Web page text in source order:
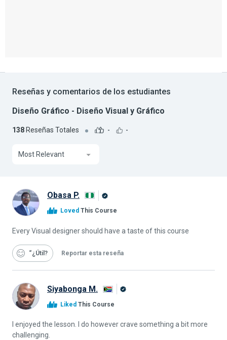
Reseñas y comentarios de los estudiantes
Diseño Gráfico - Diseño Visual y Gráfico
138 Reseñas Totales - -
Most Relevant
Obasa P.
Alison
Loved This Course
Every Visual designer should have a taste of this course
“¿Útil Reportar esta reseña
Siyabonga M.
Alison
Liked This Course
I enjoyed the lesson. I do however crave something a bit more
challenging.